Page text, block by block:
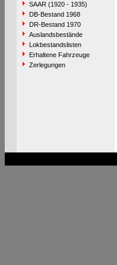
SAAR (1920 - 1935)
DB-Bestand 1968
DR-Bestand 1970
Auslandsbestände
Lokbestandslisten
Erhaltene Fahrzeuge
Zerlegungen